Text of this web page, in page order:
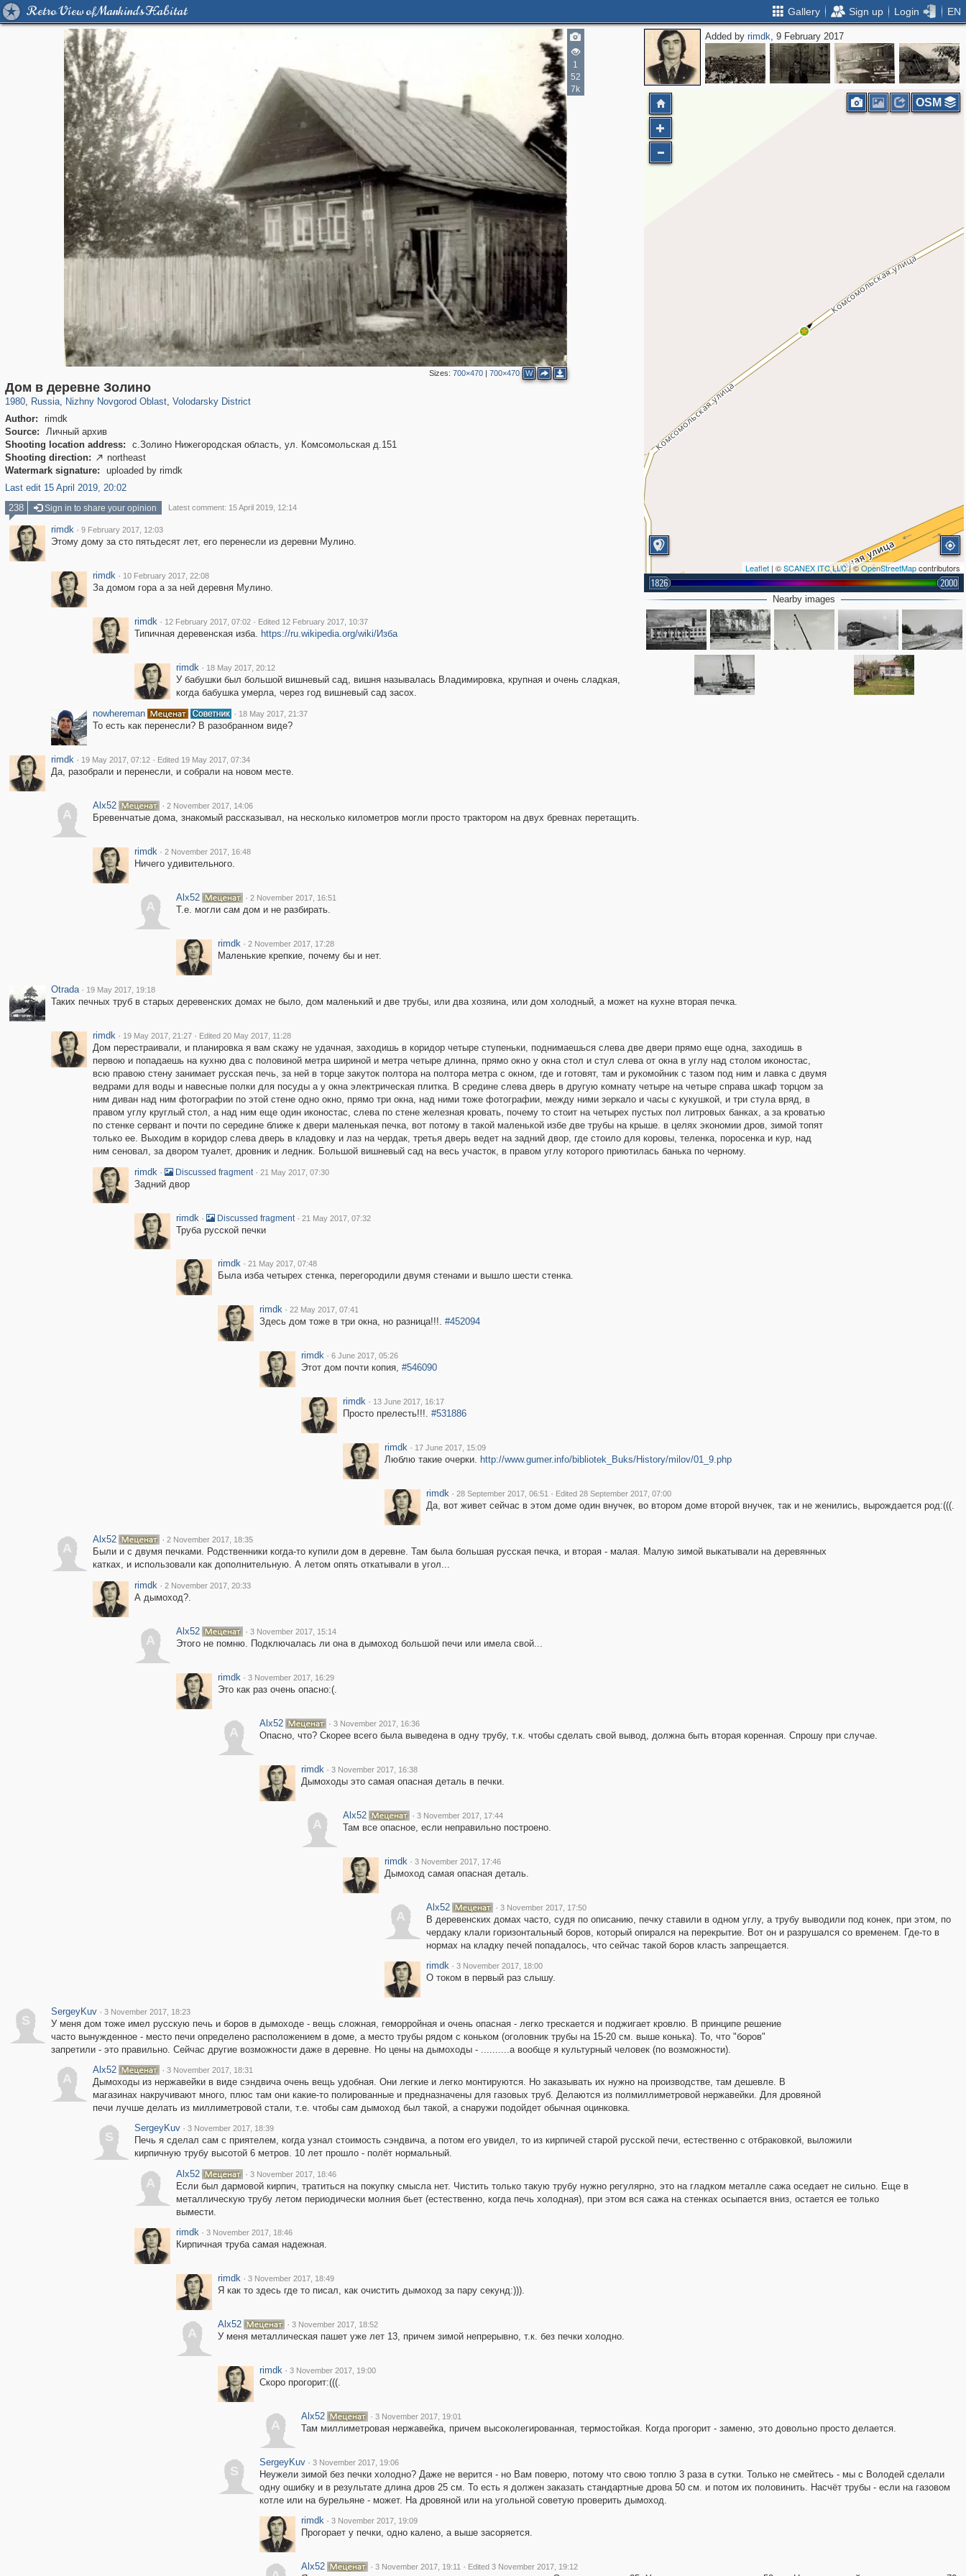
Retro View of Mankind's Habitat Gallery Sign up Login EN
1
52
7k
Sizes: 700×470| 700×470 W
Дом в деревне Золино
1980, Russia
1,407,363 29,248
, Nizhny Novgorod Oblast
27,536 373
, Volodarsky District
Author:
rimdk
Source:
Личный архив
Shooting location address:
с.Золино Нижегородская область, ул. Комсомольская д.151
Shooting direction:  northeast
Watermark signature:
uploaded by rimdk
Last edit 15 April 2019, 20:02
Added byrimdk, 9 February 2017
Leaflet | ©SCANEX ITC LLC| ©OpenStreetMapcontributors
1826 2000
OSM
Nearby images
238 Sign in to share your opinion Latest comment: 15 April 2019, 12:14
rimdk · 9 February 2017, 12:03
Этому дому за сто пятьдесят лет, его перенесли из деревни Мулино.
rimdk · 10 February 2017, 22:08
За домом гора а за ней деревня Мулино.
rimdk · 12 February 2017, 07:02 · Edited 12 February 2017, 10:37
Типичная деревенская изба. https://ru.wikipedia.org/wiki/Изба
rimdk · 18 May 2017, 20:12
У бабушки был большой вишневый сад, вишня называлась Владимировка, крупная и очень сладкая,
когда бабушка умерла, через год вишневый сад засох.
nowhereman
· 18 May 2017, 21:37
То есть как перенесли? В разобранном виде?
rimdk · 19 May 2017, 07:12 · Edited 19 May 2017, 07:34
Да, разобрали и перенесли, и собрали на новом месте.
A
Alx52 · 2 November 2017, 14:06
Бревенчатые дома, знакомый рассказывал, на несколько километров могли просто трактором на двух бревнах перетащить.
rimdk · 2 November 2017, 16:48
Ничего удивительного.
A
Alx52 · 2 November 2017, 16:51
Т.е. могли сам дом и не разбирать.
rimdk · 2 November 2017, 17:28
Маленькие крепкие, почему бы и нет.
Otrada · 19 May 2017, 19:18
Таких печных труб в старых деревенских домах не было, дом маленький и две трубы, или два хозяина, или дом холодный, а может на кухне вторая печка.
rimdk · 19 May 2017, 21:27 · Edited 20 May 2017, 11:28
Дом перестраивали, и планировка я вам скажу не удачная, заходишь в коридор четыре ступеньки, поднимаешься слева две двери прямо еще одна, заходишь в
первою и попадаешь на кухню два с половиной метра шириной и метра четыре длинна, прямо окно у окна стол и стул слева от окна в углу над столом иконостас,
всю правою стену занимает русская печь, за ней в торце закуток полтора на полтора метра с окном, где и готовят, там и рукомойник с тазом под ним и лавка с двумя
ведрами для воды и навесные полки для посуды а у окна электрическая плитка. В средине слева дверь в другую комнату четыре на четыре справа шкаф торцом за
ним диван над ним фотографии по этой стене одно окно, прямо три окна, над ними тоже фотографии, между ними зеркало и часы с кукушкой, и три стула вряд, в
правом углу круглый стол, а над ним еще один иконостас, слева по стене железная кровать, почему то стоит на четырех пустых пол литровых банках, а за кроватью
по стенке сервант и почти по середине ближе к двери маленькая печка, вот потому в такой маленькой избе две трубы на крыше. в целях экономии дров, зимой топят
только ее. Выходим в коридор слева дверь в кладовку и лаз на чердак, третья дверь ведет на задний двор, где стоило для коровы, теленка, поросенка и кур, над
ним сеновал, за двором туалет, дровник и ледник. Большой вишневый сад на весь участок, в правом углу которого приютилась банька по черному.
rimdk · Discussed fragment · 21 May 2017, 07:30
Задний двор
rimdk · Discussed fragment · 21 May 2017, 07:32
Труба русской печки
rimdk · 21 May 2017, 07:48
Была изба четырех стенка, перегородили двумя стенами и вышло шести стенка.
rimdk · 22 May 2017, 07:41
Здесь дом тоже в три окна, но разница!!!. #452094
rimdk · 6 June 2017, 05:26
Этот дом почти копия, #546090
rimdk · 13 June 2017, 16:17
Просто прелесть!!!. #531886
rimdk · 17 June 2017, 15:09
Люблю такие очерки. http://www.gumer.info/bibliotek_Buks/History/milov/01_9.php
rimdk · 28 September 2017, 06:51 · Edited 28 September 2017, 07:00
Да, вот живет сейчас в этом доме один внучек, во втором доме второй внучек, так и не женились, вырождается род:(((.
A
Alx52 · 2 November 2017, 18:35
Были и с двумя печками. Родственники когда-то купили дом в деревне. Там была большая русская печка, и вторая - малая. Малую зимой выкатывали на деревянных
катках, и использовали как дополнительную. А летом опять откатывали в угол...
rimdk · 2 November 2017, 20:33
А дымоход?.
A
Alx52 · 3 November 2017, 15:14
Этого не помню. Подключалась ли она в дымоход большой печи или имела свой...
rimdk · 3 November 2017, 16:29
Это как раз очень опасно:(.
A
Alx52 · 3 November 2017, 16:36
Опасно, что? Скорее всего была выведена в одну трубу, т.к. чтобы сделать свой вывод, должна быть вторая коренная. Спрошу при случае.
rimdk · 3 November 2017, 16:38
Дымоходы это самая опасная деталь в печки.
A
Alx52 · 3 November 2017, 17:44
Там все опасное, если неправильно построено.
rimdk · 3 November 2017, 17:46
Дымоход самая опасная деталь.
A
Alx52 · 3 November 2017, 17:50
В деревенских домах часто, судя по описанию, печку ставили в одном углу, а трубу выводили под конек, при этом, по
чердаку клали горизонтальный боров, который опирался на перекрытие. Вот он и разрушался со временем. Где-то в
нормах на кладку печей попадалось, что сейчас такой боров класть запрещается.
rimdk · 3 November 2017, 18:00
О током в первый раз слышу.
S
SergeyKuv · 3 November 2017, 18:23
У меня дом тоже имел русскую печь и боров в дымоходе - вещь сложная, геморройная и очень опасная - легко трескается и поджигает кровлю. В принципе решение
часто вынужденное - место печи определено расположением в доме, а место трубы рядом с коньком (оголовник трубы на 15-20 см. выше конька). То, что "боров"
запретили - это правильно. Сейчас другие возможности даже в деревне. Но цены на дымоходы - ..........а вообще я культурный человек (по возможности).
A
Alx52 · 3 November 2017, 18:31
Дымоходы из нержавейки в виде сэндвича очень вещь удобная. Они легкие и легко монтируются. Но заказывать их нужно на производстве, там дешевле. В
магазинах накручивают много, плюс там они какие-то полированные и предназначены для газовых труб. Делаются из полмиллиметровой нержавейки. Для дровяной
печи лучше делать из миллиметровой стали, т.е. чтобы сам дымоход был такой, а снаружи подойдет обычная оцинковка.
S
SergeyKuv · 3 November 2017, 18:39
Печь я сделал сам с приятелем, когда узнал стоимость сэндвича, а потом его увидел, то из кирпичей старой русской печи, естественно с отбраковкой, выложили
кирпичную трубу высотой 6 метров. 10 лет прошло - полёт нормальный.
A
Alx52 · 3 November 2017, 18:46
Если был дармовой кирпич, тратиться на покупку смысла нет. Чистить только такую трубу нужно регулярно, это на гладком металле сажа оседает не сильно. Еще в
металлическую трубу летом периодически молния бьет (естественно, когда печь холодная), при этом вся сажа на стенках осыпается вниз, остается ее только
вымести.
rimdk · 3 November 2017, 18:46
Кирпичная труба самая надежная.
rimdk · 3 November 2017, 18:49
Я как то здесь где то писал, как очистить дымоход за пару секунд:))).
A
Alx52 · 3 November 2017, 18:52
У меня металлическая пашет уже лет 13, причем зимой непрерывно, т.к. без печки холодно.
rimdk · 3 November 2017, 19:00
Скоро прогорит:(((.
A
Alx52 · 3 November 2017, 19:01
Там миллиметровая нержавейка, причем высоколегированная, термостойкая. Когда прогорит - заменю, это довольно просто делается.
S
SergeyKuv · 3 November 2017, 19:06
Неужели зимой без печки холодно? Даже не верится - но Вам поверю, потому что свою топлю 3 раза в сутки. Только не смейтесь - мы с Володей сделали
одну ошибку и в результате длина дров 25 см. То есть я должен заказать стандартные дрова 50 см. и потом их половинить. Насчёт трубы - если на газовом
котле или на бурельяне - может. На дровяной или на угольной советую проверить дымоход.
rimdk · 3 November 2017, 19:09
Прогорает у печки, одно калено, а выше засоряется.
Alx52 · 3 November 2017, 19:11 · Edited 3 November 2017, 19:12